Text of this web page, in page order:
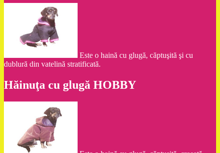
Este o haină cu glugă, căptuşită şi cu
dublură din vatelină stratificată.
Hăinuţa cu glugă HOBBY